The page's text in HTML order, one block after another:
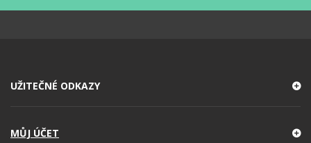
UŽITEČNÉ ODKAZY
MŮJ ÚČET